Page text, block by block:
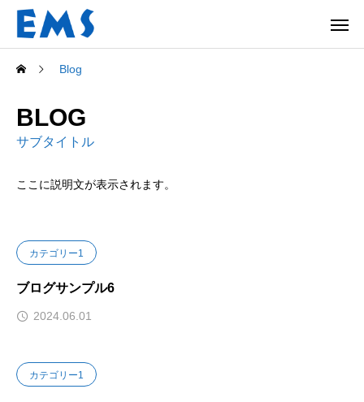
Blog
BLOG
サブタイトル
ここに説明文が表示されます。
カテゴリー1
ブログサンプル6
2024.06.01
カテゴリー1